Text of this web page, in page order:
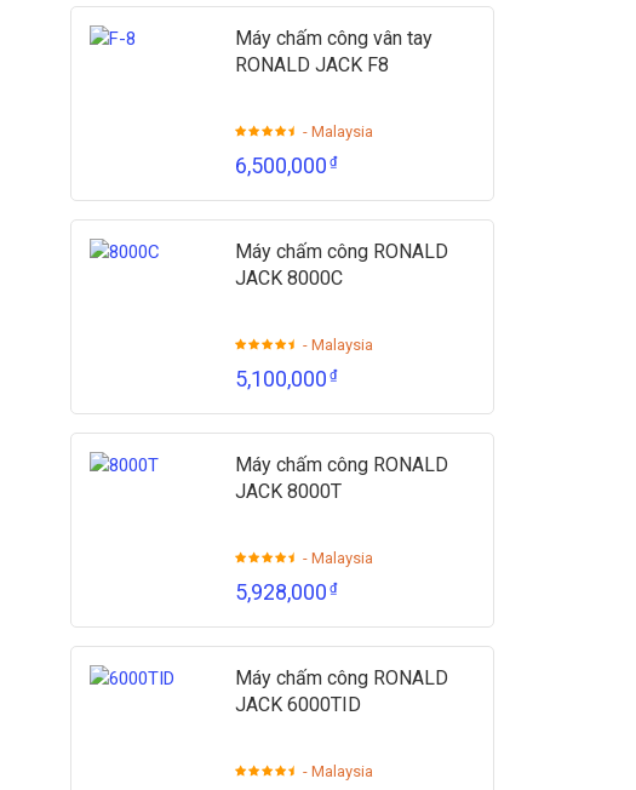
Máy chấm công vân tay
RONALD JACK F8
- Malaysia
6,500,000₫
Máy chấm công RONALD
JACK 8000C
- Malaysia
5,100,000₫
Máy chấm công RONALD
JACK 8000T
- Malaysia
5,928,000₫
Máy chấm công RONALD
JACK 6000TID
- Malaysia